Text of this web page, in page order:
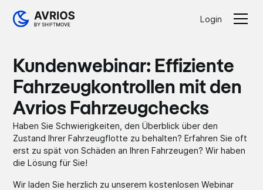
Login
Kundenwebinar: Effiziente
Fahrzeug­kontrollen mit den
Avrios Fahrzeugchecks
Haben Sie Schwierigkeiten, den Überblick über den
Zustand Ihrer Fahrzeugflotte zu behalten? Erfahren Sie oft
erst zu spät von Schäden an Ihren Fahrzeugen? Wir haben
die Lösung für Sie!
Wir laden Sie herzlich zu unserem kostenlosen Webinar